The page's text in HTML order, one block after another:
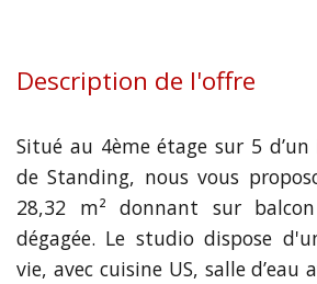
Description de l'offre
Situé au 4ème étage sur 5
de Standing, nous vous
28,32 m² donnant sur
dégagée. Le studio dispose
vie, avec cuisine US, salle d’eau